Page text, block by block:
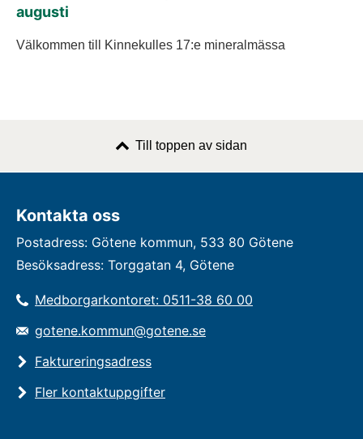
augusti
Välkommen till Kinnekulles 17:e mineralmässa
Till toppen av sidan
Kontakta oss
Postadress: Götene kommun, 533 80 Götene
Besöksadress: Torggatan 4, Götene
Medborgarkontoret: 0511-38 60 00
gotene.kommun@gotene.se
Faktureringsadress
Fler kontaktuppgifter